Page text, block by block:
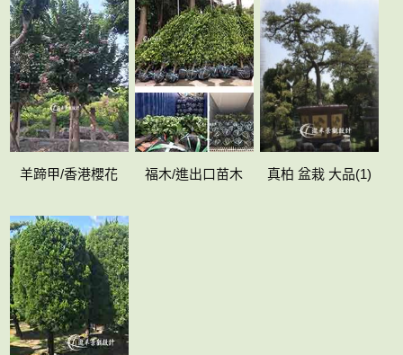
羊蹄甲/香港櫻花 福木/進出口苗木 真柏 盆栽 大品(1)